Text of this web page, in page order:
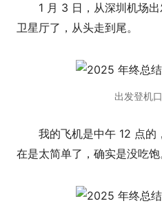
1 月 3 日，从深圳机场
卫星厅了，从头走到尾。
出发登机
我的飞机是中午 12 点的
在是太简单了，确实是没吃饱